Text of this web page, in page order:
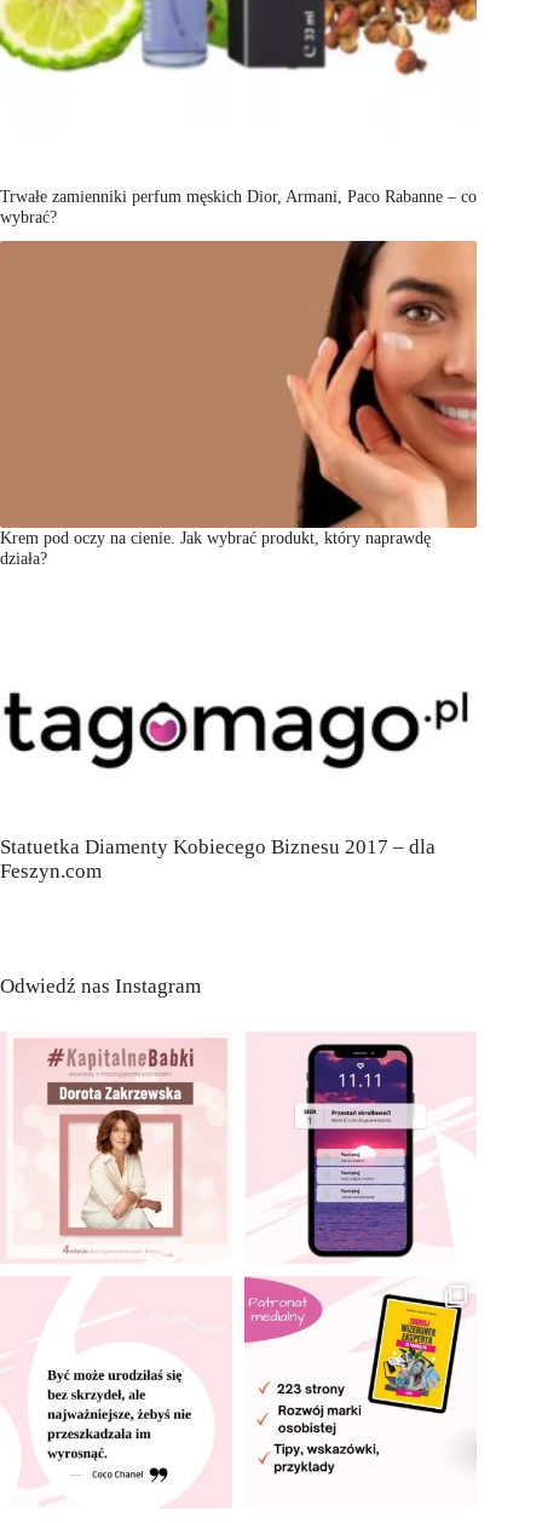
Trwałe zamienniki perfum męskich Dior, Armani, Paco Rabanne – co
wybrać?
Krem pod oczy na cienie. Jak wybrać produkt, który naprawdę
działa?
Statuetka Diamenty Kobiecego Biznesu 2017 – dla
Feszyn.com
Odwiedź nas Instagram